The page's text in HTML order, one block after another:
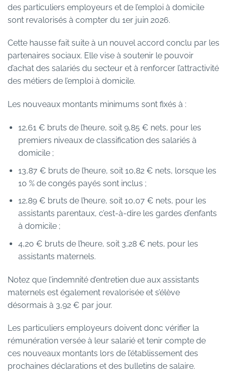
des particuliers employeurs et de l’emploi à domicile
sont revalorisés à compter du 1er juin 2026.
Cette hausse fait suite à un nouvel accord conclu par les
partenaires sociaux. Elle vise à soutenir le pouvoir
d’achat des salariés du secteur et à renforcer l’attractivité
des métiers de l’emploi à domicile.
Les nouveaux montants minimums sont fixés à :
12,61 € bruts de l’heure, soit 9,85 € nets, pour les
premiers niveaux de classification des salariés à
domicile ;
13,87 € bruts de l’heure, soit 10,82 € nets, lorsque les
10 % de congés payés sont inclus ;
12,89 € bruts de l’heure, soit 10,07 € nets, pour les
assistants parentaux, c’est-à-dire les gardes d’enfants
à domicile ;
4,20 € bruts de l’heure, soit 3,28 € nets, pour les
assistants maternels.
Notez que l’indemnité d’entretien due aux assistants
maternels est également revalorisée et s’élève
désormais à 3,92 € par jour.
Les particuliers employeurs doivent donc vérifier la
rémunération versée à leur salarié et tenir compte de
ces nouveaux montants lors de l’établissement des
prochaines déclarations et des bulletins de salaire.